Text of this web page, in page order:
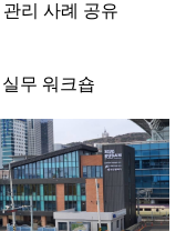
리 사례 공유
무 워크숍